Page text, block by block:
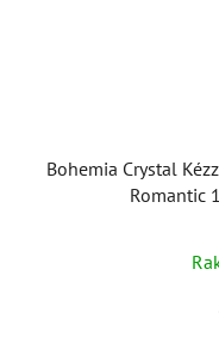
Bohemia Crystal
Romantic